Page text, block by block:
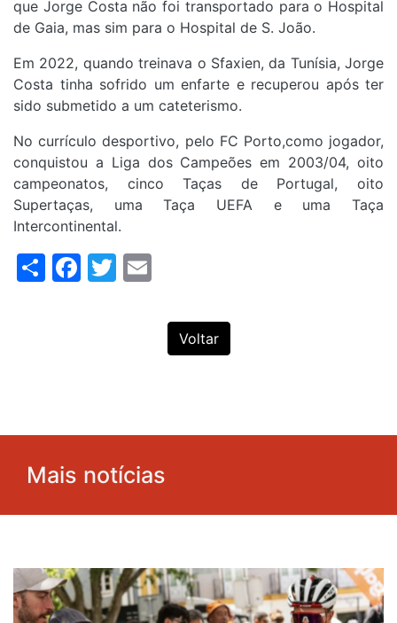
que Jorge Costa não foi transportado para o Hospital
de Gaia, mas sim para o Hospital de S. João.
Em 2022, quando treinava o Sfaxien, da Tunísia, Jorge
Costa tinha sofrido um enfarte e recuperou após ter
sido submetido a um cateterismo.
No currículo desportivo, pelo FC Porto,como jogador,
conquistou a Liga dos Campeões em 2003/04, oito
campeonatos, cinco Taças de Portugal, oito
Supertaças, uma Taça UEFA e uma Taça
Intercontinental.
ShareFacebook
Twitter
Voltar
Mais notícias